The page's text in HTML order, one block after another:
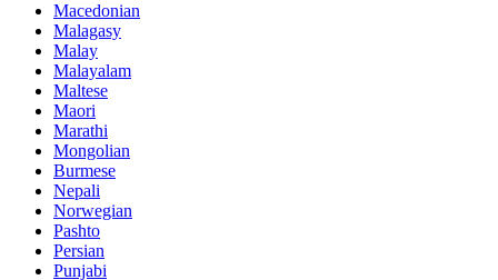
Macedonian
Malagasy
Malay
Malayalam
Maltese
Maori
Marathi
Mongolian
Burmese
Nepali
Norwegian
Pashto
Persian
Punjabi